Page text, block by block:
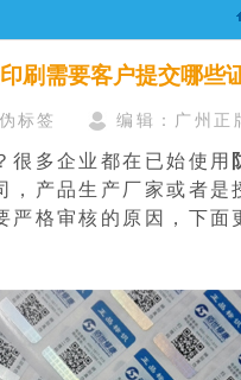
刷需要客户提交哪些
标签 编辑：广州正
很多企业都在已始使用
产品生产厂家或者是
格审核的原因，下面